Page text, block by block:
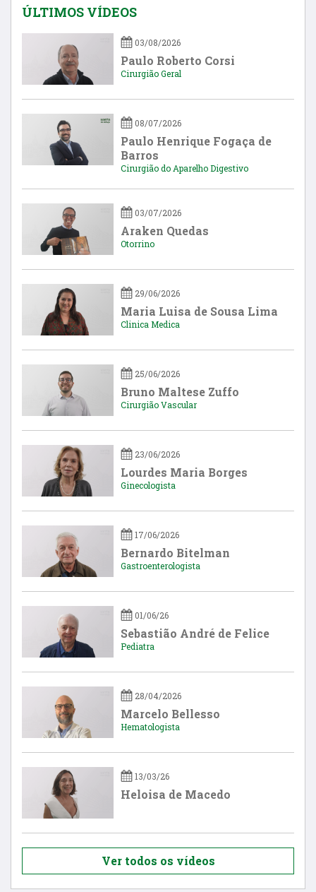
ÚLTIMOS VÍDEOS
03/08/2026
Paulo Roberto Corsi
Cirurgião Geral
08/07/2026
Paulo Henrique Fogaça de
Barros
Cirurgião do Aparelho Digestivo
03/07/2026
Araken Quedas
Otorrino
29/06/2026
Maria Luisa de Sousa Lima
Clinica Medica
25/06/2026
Bruno Maltese Zuffo
Cirurgião Vascular
23/06/2026
Lourdes Maria Borges
Ginecologista
17/06/2026
Bernardo Bitelman
Gastroenterologista
01/06/26
Sebastião André de Felice
Pediatra
28/04/2026
Marcelo Bellesso
Hematologista
13/03/26
Heloisa de Macedo
Ver todos os vídeos